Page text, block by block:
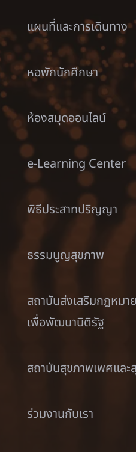
แผนที่และการเดินทาง
หอพักนักศึกษา
ห้องสมุดออนไลน์
e-Learning Center
พิธีประสาทปริญญา
ธรรมนูญสุขภาพ
สถาบันส่งเสริมกฎหมา
เพื่อพัฒนานิติรัฐ
สถาบันสุขภาพเพศและ
ร่วมงานกับเรา